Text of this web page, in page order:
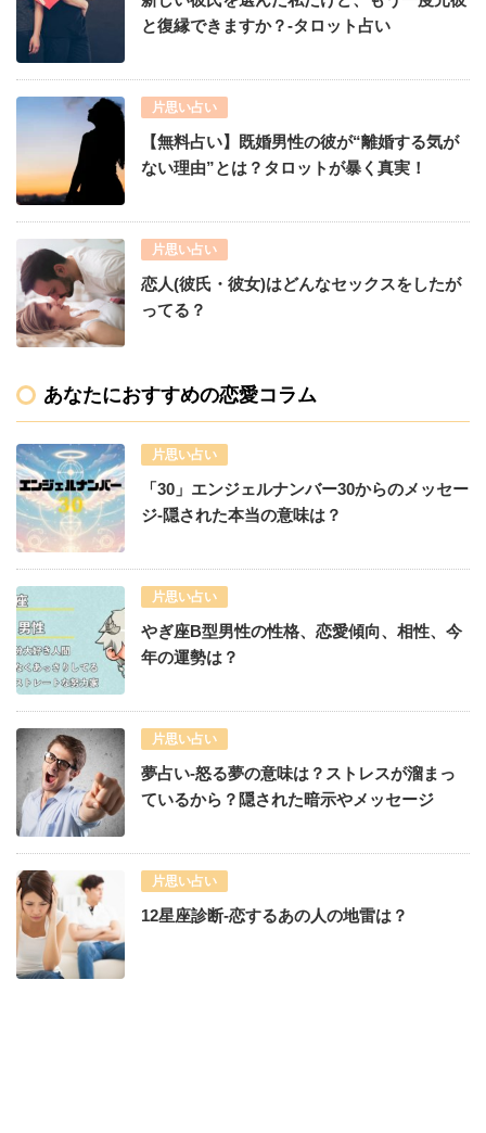
と復縁できますか？-タロット占い
片思い占い
【無料占い】既婚男性の彼が“離婚する気が
ない理由”とは？タロットが暴く真実！
片思い占い
恋人(彼氏・彼女)はどんなセックスをしたが
ってる？
あなたにおすすめの恋愛コラム
片思い占い
「30」エンジェルナンバー30からのメッセー
ジ-隠された本当の意味は？
片思い占い
やぎ座B型男性の性格、恋愛傾向、相性、今
年の運勢は？
片思い占い
夢占い-怒る夢の意味は？ストレスが溜まっ
ているから？隠された暗示やメッセージ
片思い占い
12星座診断-恋するあの人の地雷は？